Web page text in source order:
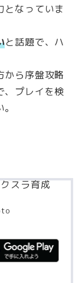
となっていま
と話題で、ハ
から序盤攻略
、プレイを検
スラ育成